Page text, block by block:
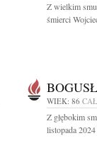
Z wielkim
śmierci
WIEK: 86
Z głębokim
listopada